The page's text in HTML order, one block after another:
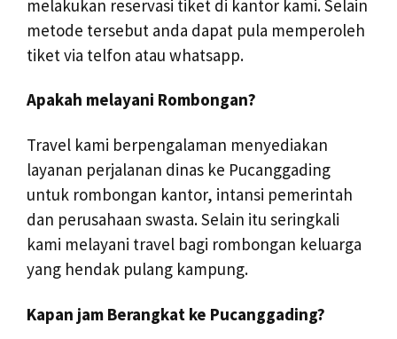
melakukan reservasi tiket di kantor kami. Selain
metode tersebut anda dapat pula memperoleh
tiket via telfon atau whatsapp.
Apakah melayani Rombongan?
Travel kami berpengalaman menyediakan
layanan perjalanan dinas ke Pucanggading
untuk rombongan kantor, intansi pemerintah
dan perusahaan swasta. Selain itu seringkali
kami melayani travel bagi rombongan keluarga
yang hendak pulang kampung.
Kapan jam Berangkat ke Pucanggading?